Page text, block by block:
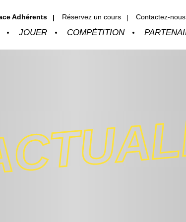
Adhérents Réservez un cours Contactez-
JOUER COMPÉTITION